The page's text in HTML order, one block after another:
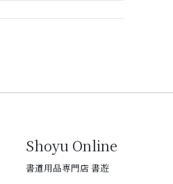
Shoyu Online
書道用品専門店 書遊